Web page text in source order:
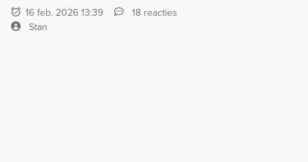
16 feb. 2026 13:39
18 reacties
Stan